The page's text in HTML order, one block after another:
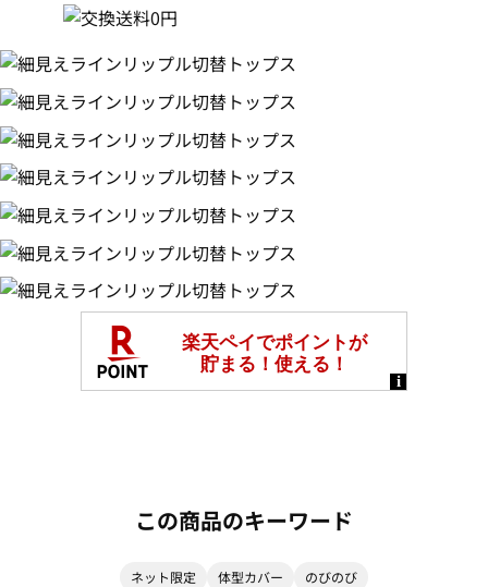
この商品のキーワード
ネット限定 体型カバー のびのび